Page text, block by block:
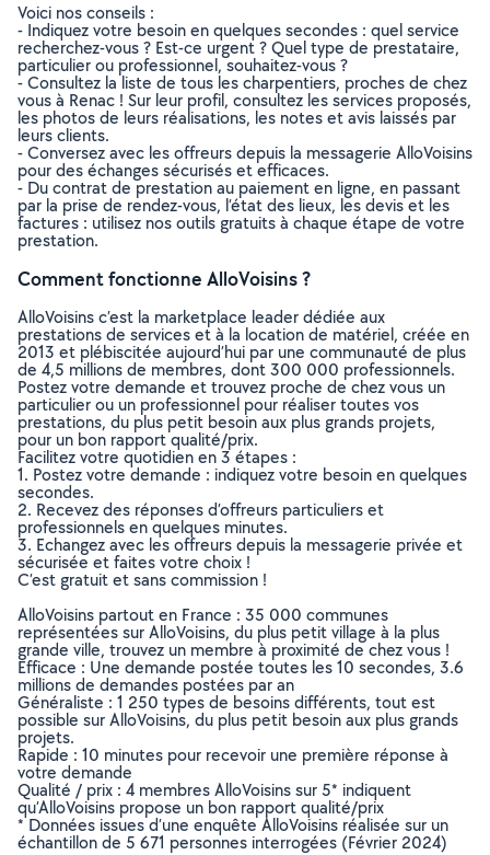
Voici nos conseils :
- Indiquez votre besoin en quelques secondes : quel service
recherchez-vous ? Est-ce urgent ? Quel type de prestataire,
particulier ou professionnel, souhaitez-vous ?
- Consultez la liste de tous les charpentiers, proches de chez
vous à Renac ! Sur leur profil, consultez les services proposés,
les photos de leurs réalisations, les notes et avis laissés par
leurs clients.
- Conversez avec les offreurs depuis la messagerie AlloVoisins
pour des échanges sécurisés et efficaces.
- Du contrat de prestation au paiement en ligne, en passant
par la prise de rendez-vous, l’état des lieux, les devis et les
factures : utilisez nos outils gratuits à chaque étape de votre
prestation.
Comment fonctionne AlloVoisins ?
AlloVoisins c’est la marketplace leader dédiée aux
prestations de services et à la location de matériel, créée en
2013 et plébiscitée aujourd’hui par une communauté de plus
de 4,5 millions de membres, dont 300 000 professionnels.
Postez votre demande et trouvez proche de chez vous un
particulier ou un professionnel pour réaliser toutes vos
prestations, du plus petit besoin aux plus grands projets,
pour un bon rapport qualité/prix.
Facilitez votre quotidien en 3 étapes :
1. Postez votre demande : indiquez votre besoin en quelques
secondes.
2. Recevez des réponses d’offreurs particuliers et
professionnels en quelques minutes.
3. Echangez avec les offreurs depuis la messagerie privée et
sécurisée et faites votre choix !
C’est gratuit et sans commission !
AlloVoisins partout en France : 35 000 communes
représentées sur AlloVoisins, du plus petit village à la plus
grande ville, trouvez un membre à proximité de chez vous !
Efficace : Une demande postée toutes les 10 secondes, 3.6
millions de demandes postées par an
Généraliste : 1 250 types de besoins différents, tout est
possible sur AlloVoisins, du plus petit besoin aux plus grands
projets.
Rapide : 10 minutes pour recevoir une première réponse à
votre demande
Qualité / prix : 4 membres AlloVoisins sur 5* indiquent
qu’AlloVoisins propose un bon rapport qualité/prix
* Données issues d’une enquête AlloVoisins réalisée sur un
échantillon de 5 671 personnes interrogées (Février 2024)